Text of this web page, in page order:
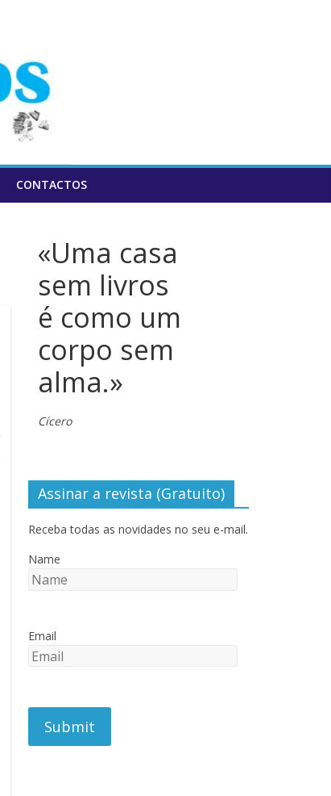
CONTACTOS
«Uma casa
sem livros
é como um
corpo sem
alma.»
Cícero
Assinar a revista (Gratuito)
Receba todas as novidades no seu e-mail.
Name
Email